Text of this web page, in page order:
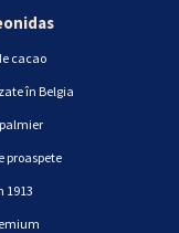
cacao
în Belgia
proaspete
1913